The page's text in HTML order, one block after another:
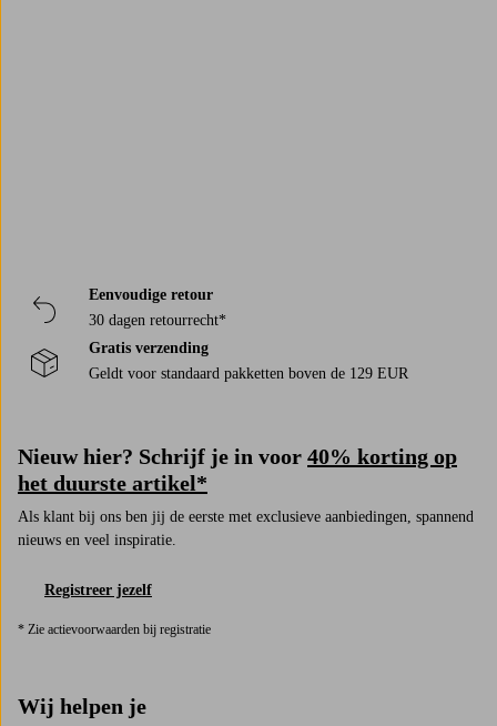
Eenvoudige retour
30 dagen retourrecht*
Gratis verzending
Geldt voor standaard pakketten boven de 129 EUR
Nieuw hier? Schrijf je in voor 40% korting op
het duurste artikel*
Als klant bij ons ben jij de eerste met exclusieve aanbiedingen, spannend
nieuws en veel inspiratie.
Registreer jezelf
* Zie actievoorwaarden bij registratie
Wij helpen je